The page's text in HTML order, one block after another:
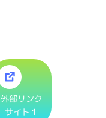
外部リンク
サイト１